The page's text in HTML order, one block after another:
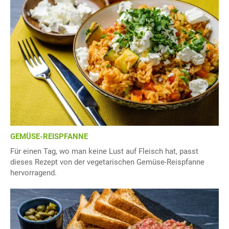
GEMÜSE-REISPFANNE
Für einen Tag, wo man keine Lust auf Fleisch hat, passt
dieses Rezept von der vegetarischen Gemüse-Reispfanne
hervorragend.